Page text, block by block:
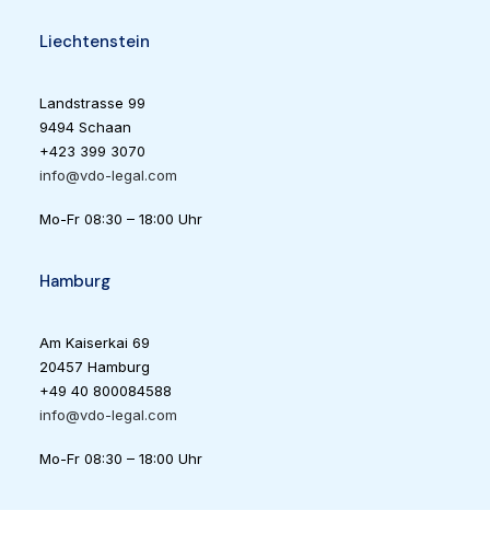
Liechtenstein
Landstrasse 99
9494 Schaan
+423 399 3070
info@vdo-legal.com
Mo-Fr 08:30 – 18:00 Uhr
Hamburg
Am Kaiserkai 69
20457 Hamburg
+49 40 800084588
info@vdo-legal.com
Mo-Fr 08:30 – 18:00 Uhr